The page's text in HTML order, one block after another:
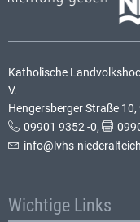
Katholische
V.
Hengersberger Straße
09901 9352 -0,
info@lvhs-
Wichtige Links